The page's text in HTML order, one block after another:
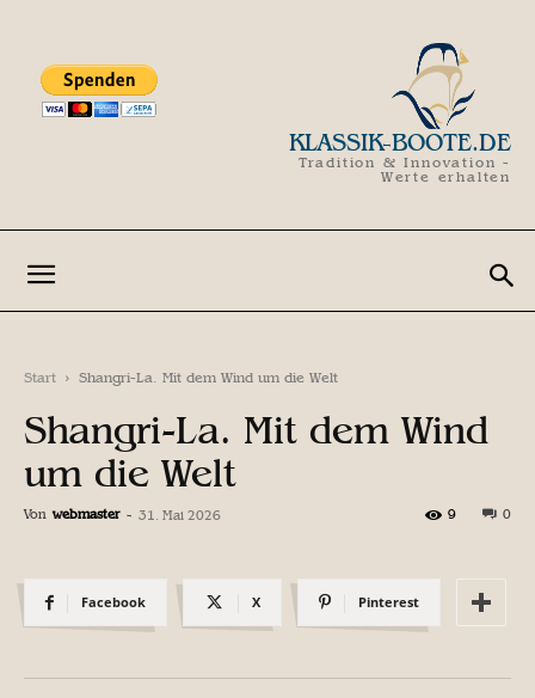
KLASSIK-BOOTE.DE
Tradition & Innovation -
Werte erhalten
Start Shangri-La. Mit dem Wind um die Welt
Shangri-La. Mit dem Wind
um die Welt
Von webmaster - 31. Mai 2026 0
9
Facebook X Pinterest